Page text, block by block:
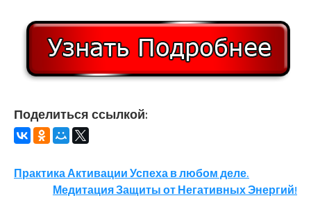
Поделиться ссылкой:
Навигация
Практика Активации Успеха в любом деле.
Медитация Защиты от Негативных Энергий!